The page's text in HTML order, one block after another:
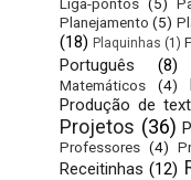
Planejamento (5)
(18) Plaquinhas (1)
Português (8)
Matemáticos
(4)
Produção de
Projetos (36)
Professores (4)
Receitinhas (12)